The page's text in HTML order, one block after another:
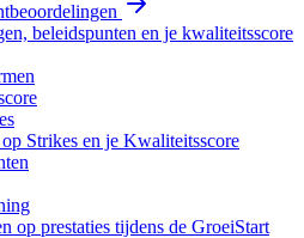
beleidspunten en je kwaliteitsscore
Strikes en je Kwaliteitsscore
op prestaties tijdens de GroeiStart